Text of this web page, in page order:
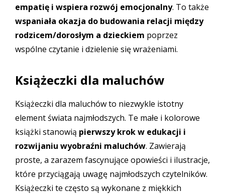
empatię i wspiera rozwój emocjonalny. To także
wspaniała okazja do budowania relacji między
rodzicem/dorosłym a dzieckiem poprzez
wspólne czytanie i dzielenie się wrażeniami.
Książeczki dla maluchów
Książeczki dla maluchów to niezwykle istotny
element świata najmłodszych. Te małe i kolorowe
książki stanowią pierwszy krok w edukacji i
rozwijaniu wyobraźni maluchów. Zawierają
proste, a zarazem fascynujące opowieści i ilustracje,
które przyciągają uwagę najmłodszych czytelników.
Książeczki te często są wykonane z miękkich